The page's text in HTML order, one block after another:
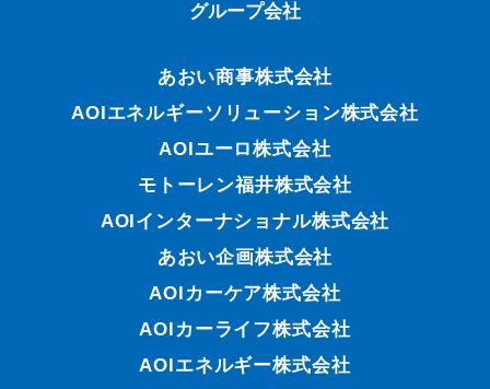
グループ会社
あおい商事株式会社
AOIエネルギーソリューション株式会社
AOIユーロ株式会社
モトーレン福井株式会社
AOIインターナショナル株式会社
あおい企画株式会社
AOIカーケア株式会社
AOIカーライフ株式会社
AOIエネルギー株式会社